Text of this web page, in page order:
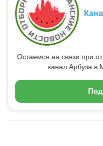
Остаемся на связи при
канал Арбуза в